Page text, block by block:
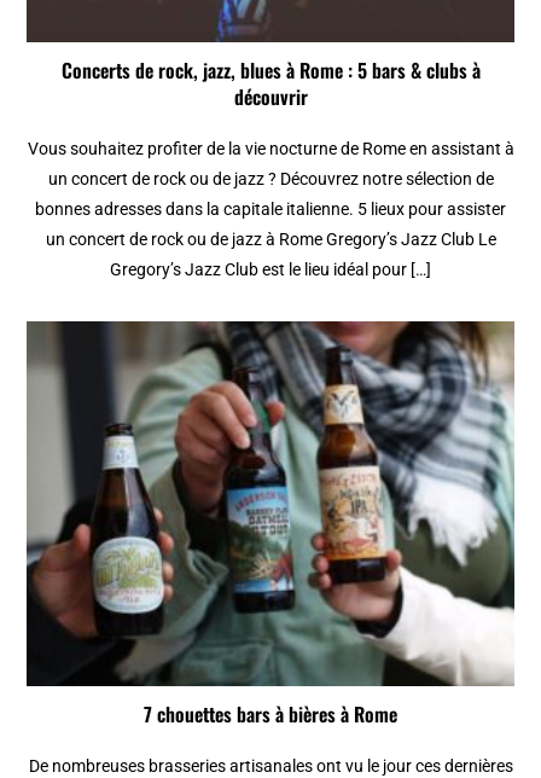
Concerts de rock, jazz, blues à Rome : 5 bars & clubs à
découvrir
Vous souhaitez profiter de la vie nocturne de Rome en assistant à
un concert de rock ou de jazz ? Découvrez notre sélection de
bonnes adresses dans la capitale italienne. 5 lieux pour assister
un concert de rock ou de jazz à Rome Gregory’s Jazz Club Le
Gregory’s Jazz Club est le lieu idéal pour […]
7 chouettes bars à bières à Rome
De nombreuses brasseries artisanales ont vu le jour ces dernières